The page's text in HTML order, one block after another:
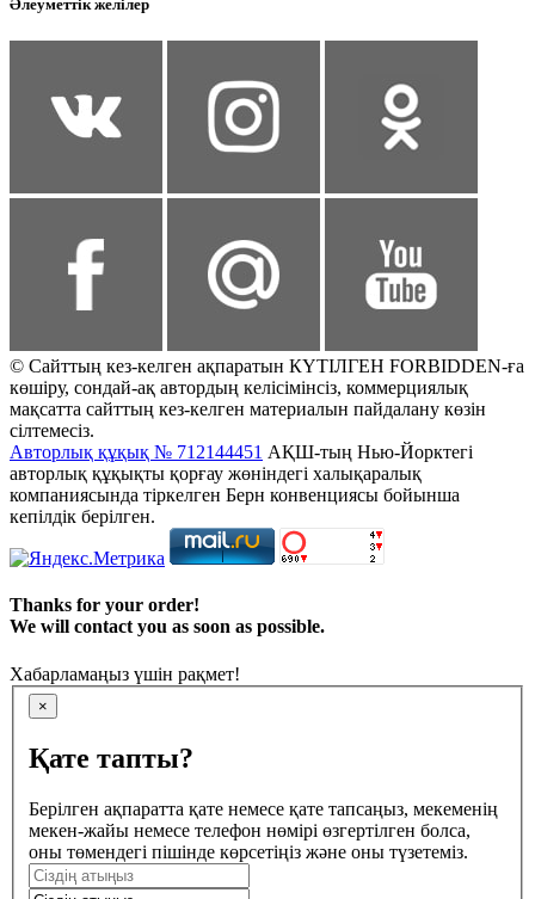
Әлеуметтік желілер
© Сайттың кез-келген ақпаратын КҮТІЛГЕН FORBIDDEN-ға
көшіру, сондай-ақ автордың келісімінсіз, коммерциялық
мақсатта сайттың кез-келген материалын пайдалану көзін
сілтемесіз.
Авторлық құқық № 712144451 АҚШ-тың Нью-Йорктегі
авторлық құқықты қорғау жөніндегі халықаралық
компаниясында тіркелген Берн конвенциясы бойынша
кепілдік берілген.
Thanks for your order!
We will contact you as soon as possible.
Хабарламаңыз үшін рақмет!
×
Қате тапты?
Берілген ақпаратта қате немесе қате тапсаңыз, мекеменің
мекен-жайы немесе телефон нөмірі өзгертілген болса,
оны төмендегі пішінде көрсетіңіз және оны түзетеміз.